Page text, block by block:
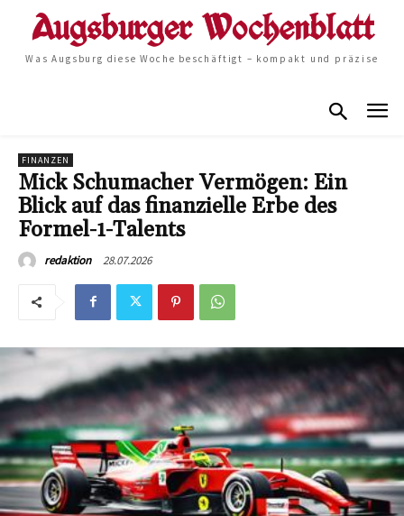
Was Augsburg diese Woche beschäftigt – kompakt und präzise
FINANZEN
Mick Schumacher Vermögen: Ein
Blick auf das finanzielle Erbe des
Formel-1-Talents
redaktion 28.07.2026